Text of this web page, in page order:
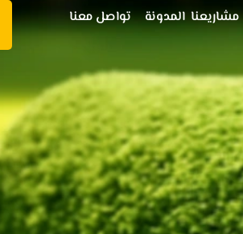
مشاريعنا المدونة تواصل معنا